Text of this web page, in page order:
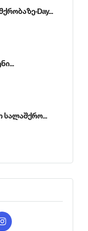
Day...
სალაშქრო...